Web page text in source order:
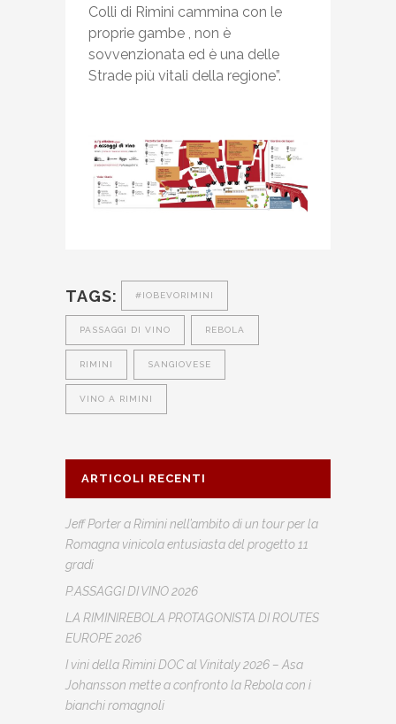
Colli di Rimini cammina con le
proprie gambe , non è
sovvenzionata ed è una delle
Strade più vitali della regione”.
TAGS: #IOBEVORIMINI
PASSAGGI DI VINO REBOLA
RIMINI SANGIOVESE
VINO A RIMINI
ARTICOLI RECENTI
Jeff Porter a Rimini nell’ambito di un tour per la
Romagna vinicola entusiasta del progetto 11
gradi
P.ASSAGGI DI VINO 2026
LA RIMINIREBOLA PROTAGONISTA DI ROUTES
EUROPE 2026
I vini della Rimini DOC al Vinitaly 2026 – Asa
Johansson mette a confronto la Rebola con i
bianchi romagnoli